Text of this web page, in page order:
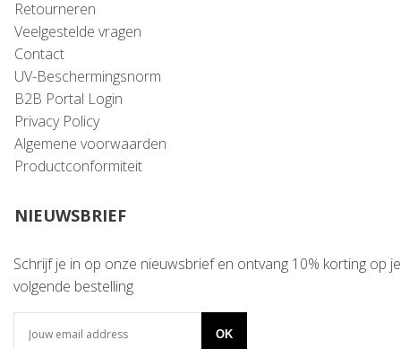
Retourneren
Veelgestelde vragen
Contact
UV-Beschermingsnorm
B2B Portal Login
Privacy Policy
Algemene voorwaarden
Productconformiteit
NIEUWSBRIEF
Schrijf je in op onze nieuwsbrief en ontvang 10% korting op je
volgende bestelling
OK